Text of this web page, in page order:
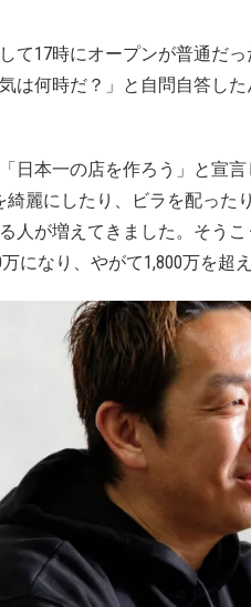
て17時にオープンが普通だ
は何時だ？」と自問自答し
日本一の店を作ろう」と宣
綺麗にしたり、ビラを配っ
人が増えてきました。そう
になり、やがて1,800万を超